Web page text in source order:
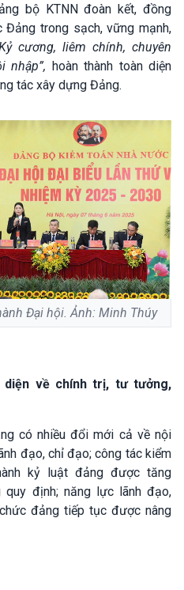
bộ KTNN đoàn kết, đồng
trong sạch, vững mạnh,
cương, liêm chính, chuyên
nhập”, hoàn thành toàn diện
tác xây dựng Đảng.
Đại hội. Ảnh: Minh Thúy
diện về chính trị, tư tưởng,
có nhiều đổi mới cả về nội
đạo, chỉ đạo; công tác kiểm
kỷ luật đảng được tăng
định; năng lực lãnh đạo,
đảng tiếp tục được nâng